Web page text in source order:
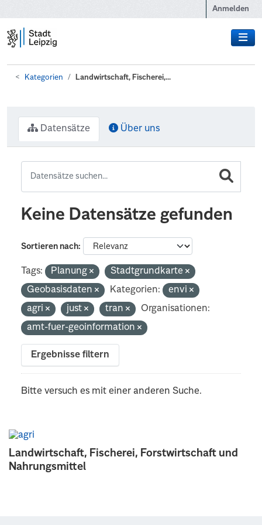
Anmelden
Kategorien Landwirtschaft, Fischerei,...
Landwirtschaft, Fischerei, Forstwirtschaft und
Nahrungsmittel
Datensätze Über uns
Keine Datensätze gefunden
Sortieren nach
Tags: Planung
Stadtgrundkarte
Geobasisdaten
Kategorien:
envi
agri
just tran
Organisationen:
amt-fuer-geoinformation
Ergebnisse filtern
Bitte versuch es mit einer anderen Suche.